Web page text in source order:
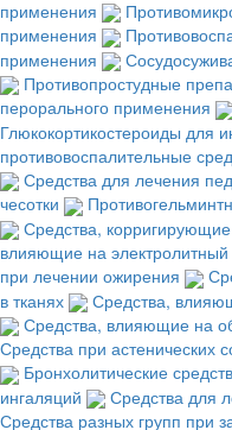
применения
применения
применения
Противопростудные
перорального применения
Глюкокортикостероиды для
противовоспалительные
Средства для лечения
чесотки
Средства,
влияющие на
при лечении ожирения
в тканях
Средства,
Средства, влияющие на
Средства при астенических
Бронхолитические
ингаляций
Средства для
Средства разных групп при